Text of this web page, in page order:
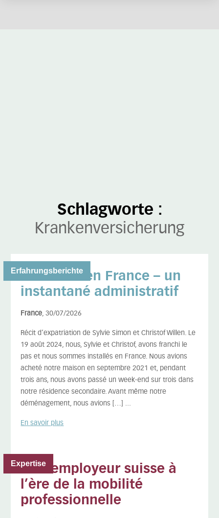
Schlagworte :
Krankenversicherung
Erfahrungsberichte
Deux ans en France – un
instantané administratif
France, 30/07/2026
Récit d’expatriation de Sylvie Simon et Christof Willen. Le
19 août 2024, nous, Sylvie et Christof, avons franchi le
pas et nous sommes installés en France. Nous avions
acheté notre maison en septembre 2021 et, pendant
trois ans, nous avons passé un week-end sur trois dans
notre résidence secondaire. Avant même notre
déménagement, nous avions […] ...
En savoir plus
Expertise
Être employeur suisse à
l’ère de la mobilité
professionnelle